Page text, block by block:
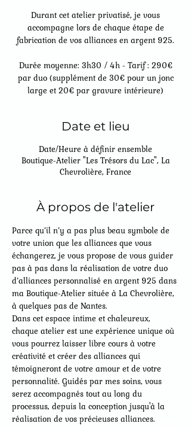
Durant cet atelier privatisé, je vous
accompagne lors de chaque étape de
fabrication de vos alliances en argent 925.
Durée moyenne: 3h30 / 4h - Tarif : 290€
par duo (supplément de 30€ pour un jonc
large et 20€ par gravure intérieure)
Date et lieu
Date/Heure à définir ensemble
Boutique-Atelier "Les Trésors du Lac", La
Chevrolière, France
À propos de l'atelier
Parce qu’il n’y a pas plus beau symbole de
votre union que les alliances que vous
échangerez, je vous propose de vous guider
pas à pas dans la réalisation de votre duo
d’alliances personnalisé en argent 925 dans
ma Boutique-Atelier située à La Chevrolière,
à quelques pas de Nantes.
Dans cet espace intime et chaleureux,
chaque atelier est une expérience unique où
vous pourrez laisser libre cours à votre
créativité et créer des alliances qui
témoigneront de votre amour et de votre
personnalité. Guidés par mes soins, vous
serez accompagnés tout au long du
processus, depuis la conception jusqu'à la
réalisation de vos précieuses alliances.